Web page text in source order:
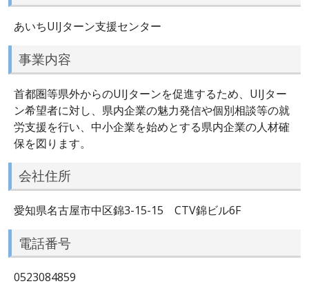
あいちUIJターン支援センター
事業内容
首都圏等県外からのUIJターンを促進するため、UIJター
ン希望者に対し、県内企業の魅力発信や個別相談等の就
労支援を行い、中小企業を始めとする県内企業の人材確
保を図ります。
会社住所
愛知県名古屋市中区錦3-15-15 CTV錦ビル6F
電話番号
0523084859